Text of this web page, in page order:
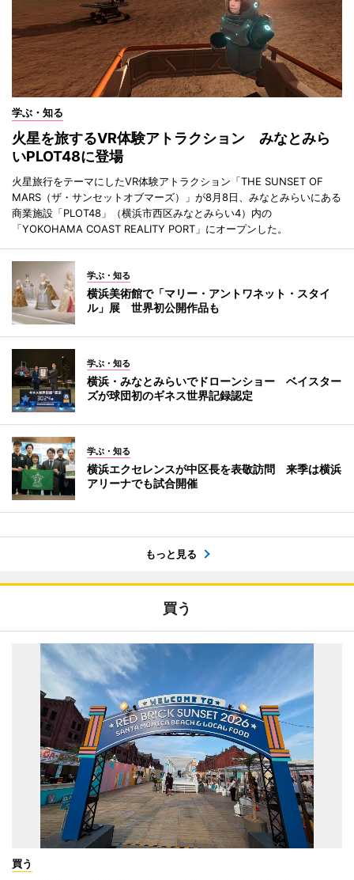
学ぶ・知る
火星を旅するVR体験アトラクション みなとみら
いPLOT48に登場
火星旅行をテーマにしたVR体験アトラクション「THE SUNSET OF
MARS（ザ・サンセットオブマーズ）」が8月8日、みなとみらいにある
商業施設「PLOT48」（横浜市西区みなとみらい4）内の
「YOKOHAMA COAST REALITY PORT」にオープンした。
学ぶ・知る
横浜美術館で「マリー・アントワネット・スタイ
ル」展 世界初公開作品も
学ぶ・知る
横浜・みなとみらいでドローンショー ベイスター
ズが球団初のギネス世界記録認定
学ぶ・知る
横浜エクセレンスが中区長を表敬訪問 来季は横浜
アリーナでも試合開催
もっと見る
買う
買う